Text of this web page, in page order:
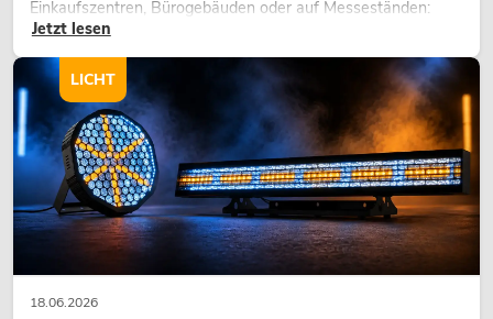
Einkaufszentren, Bürogebäuden oder auf Messeständen:
eine hochwertige Begrünung gehört heute längst zum
Jetzt lesen
18.06.2026
LICHT